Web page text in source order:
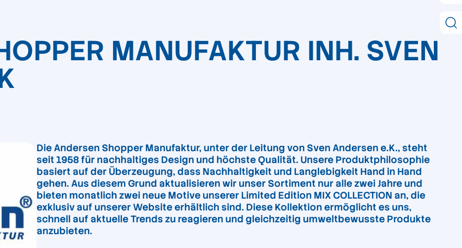
MANUFAKTUR INH. SVEN
Die Andersen Shopper Manufaktur, unter der Leitung von Sven Andersen e.K., steht
seit 1958 für nachhaltiges Design und höchste Qualität. Unsere Produktphilosophie
basiert auf der Überzeugung, dass Nachhaltigkeit und Langlebigkeit Hand in Hand
gehen. Aus diesem Grund aktualisieren wir unser Sortiment nur alle zwei Jahre und
bieten monatlich zwei neue Motive unserer Limited Edition MIX COLLECTION an, die
exklusiv auf unserer Website erhältlich sind. Diese Kollektion ermöglicht es uns,
schnell auf aktuelle Trends zu reagieren und gleichzeitig umweltbewusste Produkte
anzubieten.